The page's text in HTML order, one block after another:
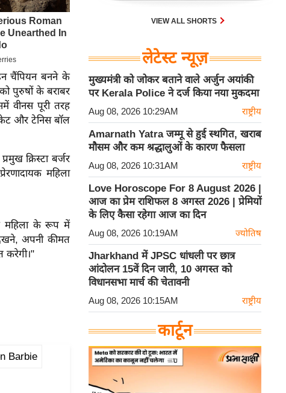
चैंपियन बनने के
पुरुषों के बराबर
वीनस पूरी तरह
और टेनिस बॉल
क्रिस्टा बर्जर
महिला
महिला के रूप में
अपनी कीमत
करेगी।"
Barbie
VIEW ALL SHORTS
लेटेस्ट न्यूज़
मुख्यमंत्री को जोकर बताने वाले अर्जुन अयांकी
पर Kerala Police ने दर्ज किया नया मुकदमा
Aug 08, 2026 10:29AM राष्ट्रीय
Amarnath Yatra जम्मू से हुई स्थगित, खराब
मौसम और कम श्रद्धालुओं के कारण फैसला
Aug 08, 2026 10:31AM राष्ट्रीय
Love Horoscope For 8 August 2026 |
आज का प्रेम राशिफल 8 अगस्त 2026 | प्रेमियों
के लिए कैसा रहेगा आज का दिन
Aug 08, 2026 10:19AM ज्योतिष
Jharkhand में JPSC धांधली पर छात्र
आंदोलन 15वें दिन जारी, 10 अगस्त को
विधानसभा मार्च की चेतावनी
Aug 08, 2026 10:15AM राष्ट्रीय
कार्टून